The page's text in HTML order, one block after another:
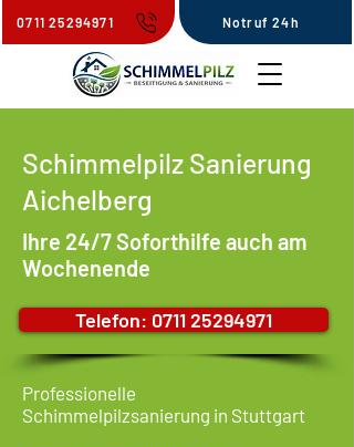
0711 25294971 Notruf 24h
Schimmelpilz Sanierung
Aichelberg
Ihre 24/7 Soforthilfe auch am
Wochenende
Telefon: 0711 25294971
Professionelle
Schimmelpilzsanierung in Stuttgart